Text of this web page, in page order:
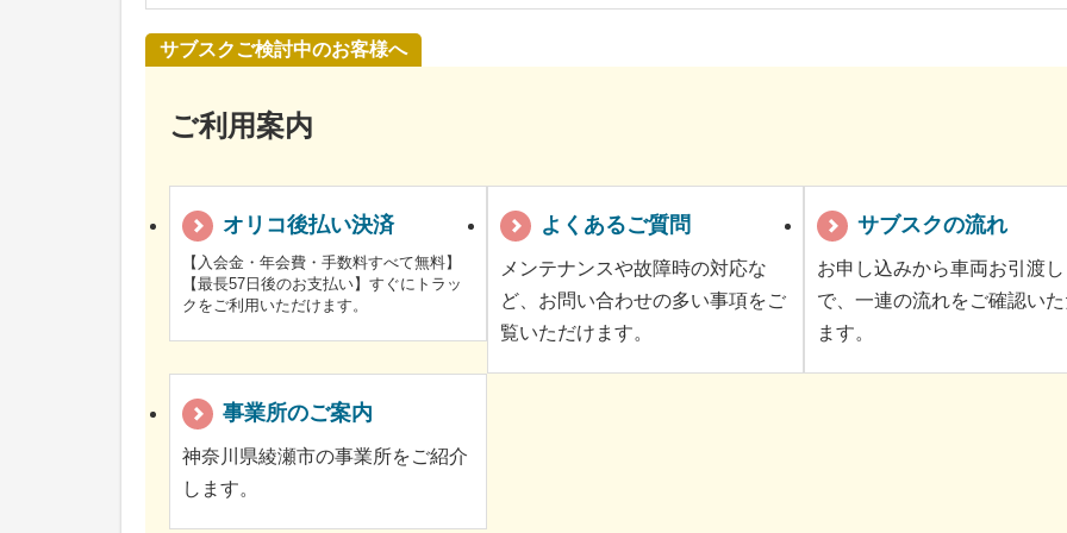
サブスクご検討中のお客様へ
ご利用案内
オリコ後払い決済
【入会金・年会費・手数料すべて無料】
【最長57日後のお支払い】すぐにトラッ
クをご利用いただけます。
よくあるご質問
メンテナンスや故障時の対応な
ど、お問い合わせの多い事項をご
覧いただけます。
サブスクの流れ
お申し込みから車両お引渡
で、一連の流れをご確認い
ます。
事業所のご案内
神奈川県綾瀬市の事業所をご紹介
します。